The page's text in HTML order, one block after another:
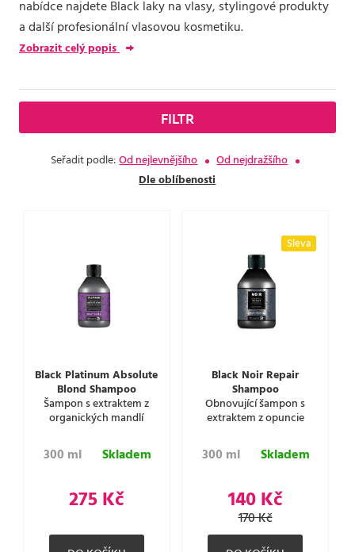
nabídce najdete Black laky na vlasy, stylingové produkty
a další profesionální vlasovou kosmetiku.
Zobrazit celý popis
FILTR
Seřadit podle:Od nejlevnějšího
Od nejdražšího
Dle oblíbenosti
Black Platinum Absolute
Blond Shampoo
Šampon s extraktem z
organických mandlí
300 ml Skladem
275 Kč
Sleva
Black Noir Repair
Shampoo
Obnovující šampon s
extraktem z opuncie
300 ml Skladem
140 Kč
170 Kč